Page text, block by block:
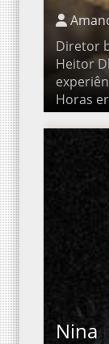
Diretor
Heitor
era um
Nina